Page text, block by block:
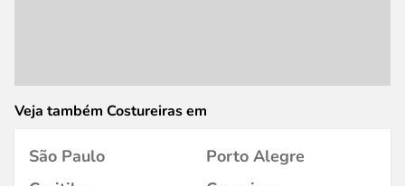
Veja também Costureiras em
São Paulo
Porto Alegre